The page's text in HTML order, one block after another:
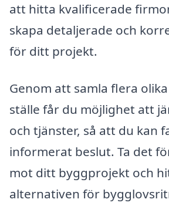
att hitta kvalificerade
skapa detaljerade och
för ditt projekt.
Genom att samla flera
ställe får du möjlighet att
och tjänster, så att du kan
informerat beslut. Ta det
mot ditt byggprojekt och
alternativen för